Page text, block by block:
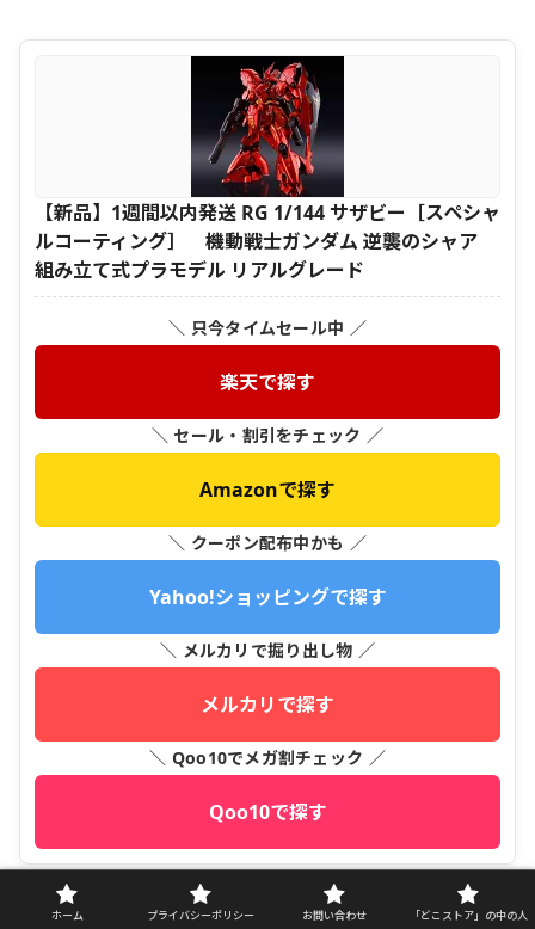
【新品】1週間以内発送 RG 1/144 サザビー［スペシャ
ルコーティング］ 機動戦士ガンダム 逆襲のシャア
組み立て式プラモデル リアルグレード
＼ 只今タイムセール中 ／
楽天で探す
＼ セール・割引をチェック ／
Amazonで探す
＼ クーポン配布中かも ／
Yahoo!ショッピングで探す
＼ メルカリで掘り出し物 ／
メルカリで探す
＼ Qoo10でメガ割チェック ／
Qoo10で探す
ホーム プライバシーポリシー お問い合わせ 「どこストア」の中の人